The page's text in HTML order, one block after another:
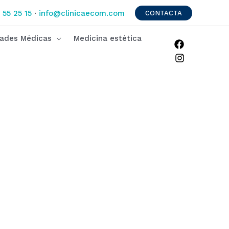
25 15 · info@clinicaecom.com CONTACTA
Médicas Medicina estética